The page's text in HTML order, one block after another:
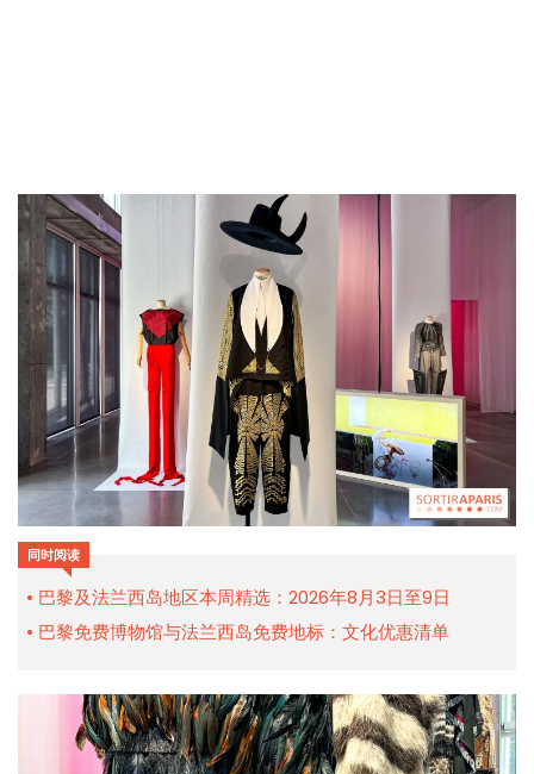
同时阅读
巴黎及法兰西岛地区本周精选：2026年8月3日至9日
巴黎免费博物馆与法兰西岛免费地标：文化优惠清单